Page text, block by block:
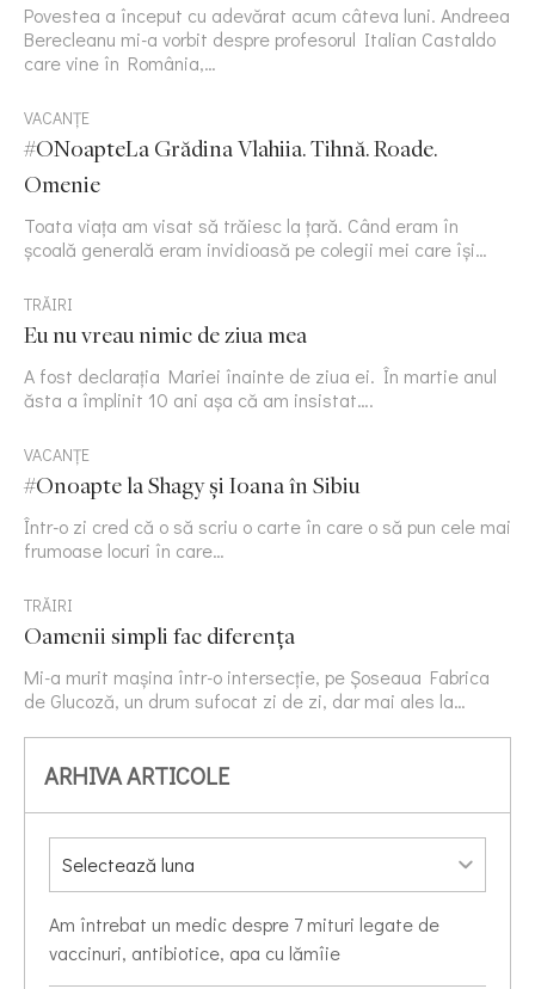
Povestea a început cu adevărat acum câteva luni. Andreea
Berecleanu mi-a vorbit despre profesorul Italian Castaldo
care vine în România,…
VACANȚE
#ONoapteLa Grădina Vlahiia. Tihnă. Roade.
Omenie
Toata viața am visat să trăiesc la țară. Când eram în
școală generală eram invidioasă pe colegii mei care își…
TRĂIRI
Eu nu vreau nimic de ziua mea
A fost declarația Mariei înainte de ziua ei. În martie anul
ăsta a împlinit 10 ani așa că am insistat….
VACANȚE
#Onoapte la Shagy și Ioana în Sibiu
Într-o zi cred că o să scriu o carte în care o să pun cele mai
frumoase locuri în care…
TRĂIRI
Oamenii simpli fac diferența
Mi-a murit mașina într-o intersecție, pe Șoseaua Fabrica
de Glucoză, un drum sufocat zi de zi, dar mai ales la…
ARHIVA ARTICOLE
Am întrebat un medic despre 7 mituri legate de
vaccinuri, antibiotice, apa cu lămîie